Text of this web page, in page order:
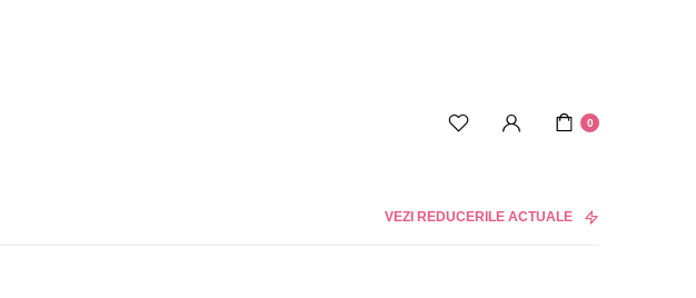
0
VEZI REDUCERILE ACTUALE